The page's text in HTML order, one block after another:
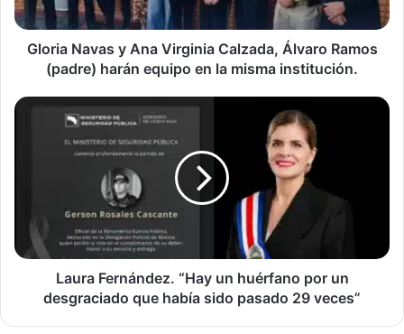
Ramos
(padre)
harán
equipo
la
institución.
Gloria Navas y Ana Virginia Calzada, Álvaro Ramos
(padre) harán equipo en la misma institución.
Laura
Fernández.
desgraciado
que
Laura Fernández. “Hay un huérfano por un
desgraciado que había sido pasado 29 veces”